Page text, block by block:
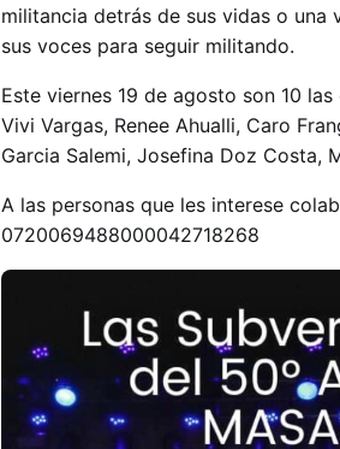
militancia detrás de sus vidas o una
sus voces para seguir militando.
Este viernes 19 de agosto son 10
Vivi Vargas, Renee Ahualli, Caro
Garcia Salemi, Josefina Doz Costa,
A las personas que les interese
0720069488000042718268